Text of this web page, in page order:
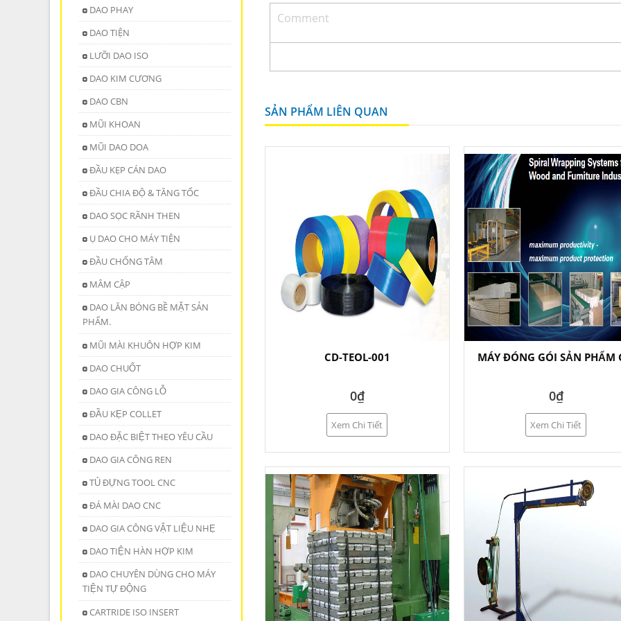
DAO PHAY
DAO TIỆN
LƯỠI DAO ISO
DAO KIM CƯƠNG
DAO CBN
MŨI KHOAN
MŨI DAO DOA
ĐẦU KẸP CÁN DAO
ĐẦU CHIA ĐỘ & TĂNG TỐC
DAO SỌC RÃNH THEN
Ụ DAO CHO MÁY TIỆN
ĐẦU CHỐNG TÂM
MÂM CẬP
DAO LĂN BÓNG BỀ MẶT SẢN
PHẨM.
MŨI MÀI KHUÔN HỢP KIM
DAO CHUỐT
DAO GIA CÔNG LỖ
ĐẦU KẸP COLLET
DAO ĐẶC BIỆT THEO YÊU CẦU
DAO GIA CÔNG REN
TỦ ĐỰNG TOOL CNC
ĐÁ MÀI DAO CNC
DAO GIA CÔNG VẬT LIỆU NHẸ
DAO TIỆN HÀN HỢP KIM
DAO CHUYÊN DÙNG CHO MÁY
TIỆN TỰ ĐỘNG
CARTRIDE ISO INSERT
SẢN PHẨM LIÊN QUAN
CD-TEOL-001
0₫
Xem Chi Tiết
MÁY ĐÓNG GÓI SẢN PHẨM
0₫
Xem Chi Tiết